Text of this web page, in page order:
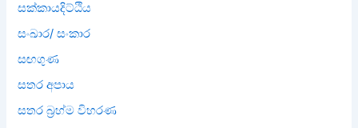
සක්කායදිට්ඨිය
සංඛාර/ සංකාර
සඟගුණ
සතර අපාය
සතර බ්‍රහ්ම විහරණ